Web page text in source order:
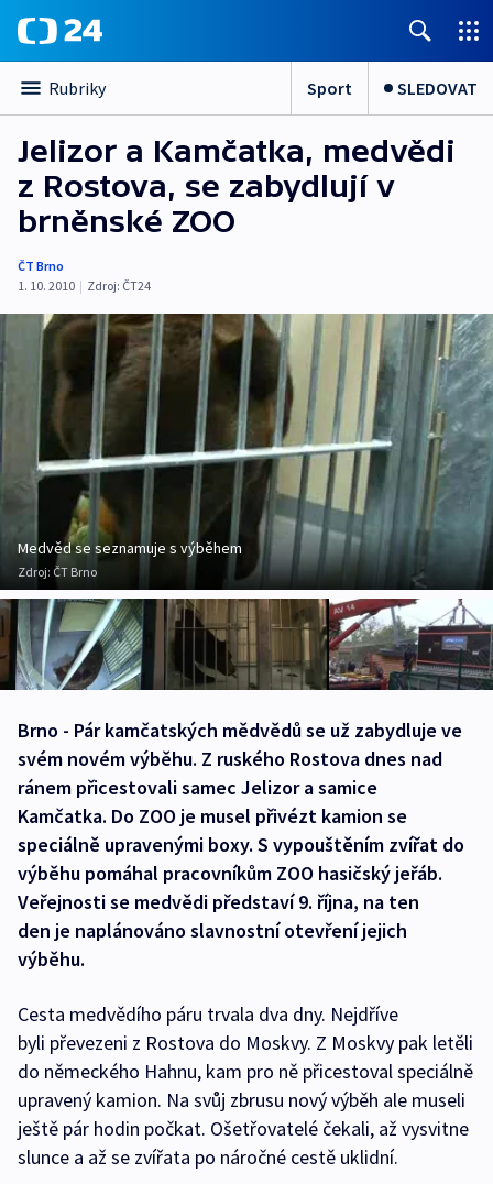
Rubriky Sport SLEDOVAT
Jelizor a Kamčatka, medvědi
z Rostova, se zabydlují v
brněnské ZOO
ČT Brno
1. 10. 2010 | Zdroj: ČT24
Medvěd se seznamuje s výběhem
Zdroj: ČT Brno
Brno - Pár kamčatských mědvědů se už zabydluje ve
svém novém výběhu. Z ruského Rostova dnes nad
ránem přicestovali samec Jelizor a samice
Kamčatka. Do ZOO je musel přivézt kamion se
speciálně upravenými boxy. S vypouštěním zvířat do
výběhu pomáhal pracovníkům ZOO hasičský jeřáb.
Veřejnosti se medvědi představí 9. října, na ten
den je naplánováno slavnostní otevření jejich
výběhu.
Cesta medvědího páru trvala dva dny. Nejdříve
byli převezeni z Rostova do Moskvy. Z Moskvy pak letěli
do německého Hahnu, kam pro ně přicestoval speciálně
upravený kamion. Na svůj zbrusu nový výběh ale museli
ještě pár hodin počkat. Ošetřovatelé čekali, až vysvitne
slunce a až se zvířata po náročné cestě uklidní.